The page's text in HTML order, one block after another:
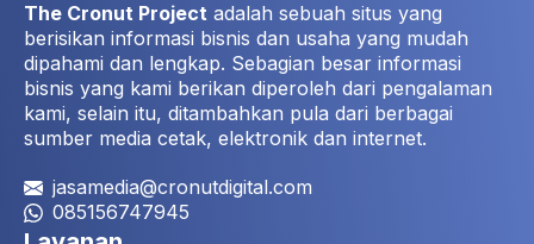
The Cronut Project adalah sebuah situs yang
berisikan informasi bisnis dan usaha yang mudah
dipahami dan lengkap. Sebagian besar informasi
bisnis yang kami berikan diperoleh dari pengalaman
kami, selain itu, ditambahkan pula dari berbagai
sumber media cetak, elektronik dan internet.
jasamedia@cronutdigital.com
085156747945